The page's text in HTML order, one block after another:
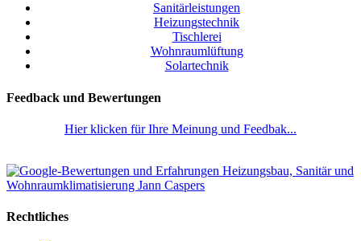
Sanitärleistungen
Heizungstechnik
Tischlerei
Wohnraumlüftung
Solartechnik
Feedback und Bewertungen
Hier klicken für Ihre Meinung und Feedbak...
Rechtliches